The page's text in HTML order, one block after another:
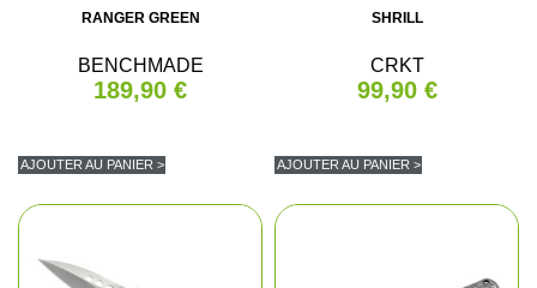
RANGER GREEN
BENCHMADE
189,90 €
AJOUTER AU PANIER >
SHRILL
CRKT
99,90 €
AJOUTER AU PANIER >